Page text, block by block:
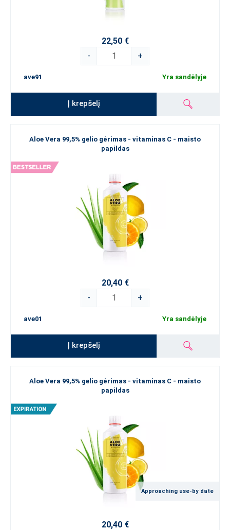
22,50 €
-
+
ave91 Yra sandėlyje
Į krepšelį
Aloe Vera 99,5% gelio gėrimas - vitaminas C - maisto
papildas
20,40 €
-
+
ave01 Yra sandėlyje
Į krepšelį
Aloe Vera 99,5% gelio gėrimas - vitaminas C - maisto
papildas
Approaching use-by date
20,40 €